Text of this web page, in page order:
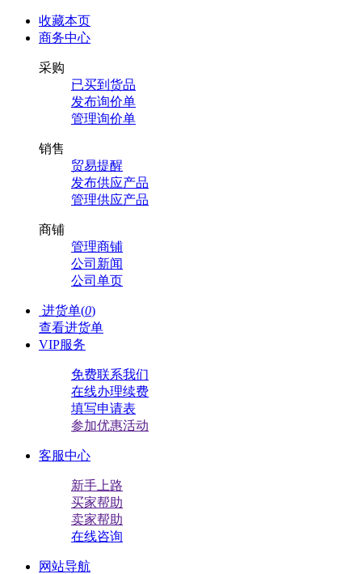
收藏本页
商务中心
采购
已买到货品
发布询价单
管理询价单
销售
贸易提醒
发布供应产品
管理供应产品
商铺
管理商铺
公司新闻
公司单页
进货单(0)
查看进货单
VIP服务
免费联系我们
在线办理续费
填写申请表
参加优惠活动
客服中心
新手上路
买家帮助
卖家帮助
在线咨询
网站导航